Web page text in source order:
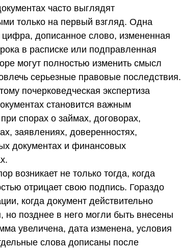
часто выглядят
только на первый взгляд. Одна
дописанное слово, измененная
в расписке или подправленная
могут полностью изменить смысл
серьезные правовые последствия.
почерковедческая экспертиза
становится важным
спорах о займах, договорах,
заявлениях, доверенностях,
документах и финансовых
возникает не только тогда, когда
отрицает свою подпись. Гораздо
когда документ действительно
но позднее в него могли быть внесены
увеличена, дата изменена, условия
слова дописаны после